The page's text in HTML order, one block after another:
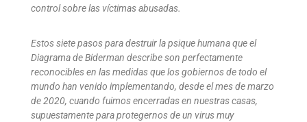
control sobre las víctimas abusadas.
Estos siete pasos para destruir la psique humana que el
Diagrama de Biderman describe son perfectamente
reconocibles en las medidas que los gobiernos de todo el
mundo han venido implementando, desde el mes de marzo
de 2020, cuando fuimos encerradas en nuestras casas,
supuestamente para protegernos de un virus muy